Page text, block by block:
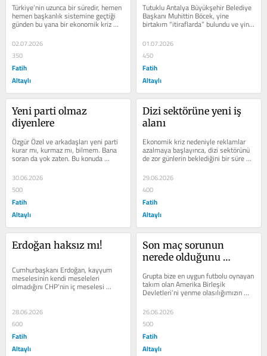
Türkiye’nin uzunca bir süredir, hemen
hemen başkanlık sistemine geçtiği
günden bu yana bir ekonomik kriz
içinde olduğu tartışılmayacak...
02.07.2026
350
Fatih
Altaylı
Tutuklu Antalya Büyükşehir Belediye
Başkanı Muhittin Böcek, yine
birtakım “itiraflarda” bulundu ve yine
birilerine büyük miktarda paralar...
01.07.2026
450
Fatih
Altaylı
Yeni parti olmaz
diyenlere
Özgür Özel ve arkadaşları yeni parti
kurar mı, kurmaz mı, bilmem. Bana
soran da yok zaten. Bu konuda
herkes bir fikir söylüyor. “CHP’nin...
30.06.2026
500
Fatih
Altaylı
Dizi sektörüne yeni iş
alanı
Ekonomik kriz nedeniyle reklamlar
azalmaya başlayınca, dizi sektörünü
de zor günlerin beklediğini bir süre
önce yazdım. Bu durum...
29.06.2026
400
Fatih
Altaylı
Erdoğan haksız mı!
Cumhurbaşkanı Erdoğan, kayyum
meselesinin kendi meseleleri
olmadığını CHP’nin iç meselesi
olduğunu söylüyor, CHP içindeki
28.06.2026
600
Fatih
Altaylı
Son maç sorunun
nerede olduğunu
Grupta bize en uygun futbolu oynayan
takım olan Amerika Birleşik
Devletleri’ni yenme olasılığımızın
yüksek olduğunu başından beri...
26.06.2026
500
Fatih
Altaylı